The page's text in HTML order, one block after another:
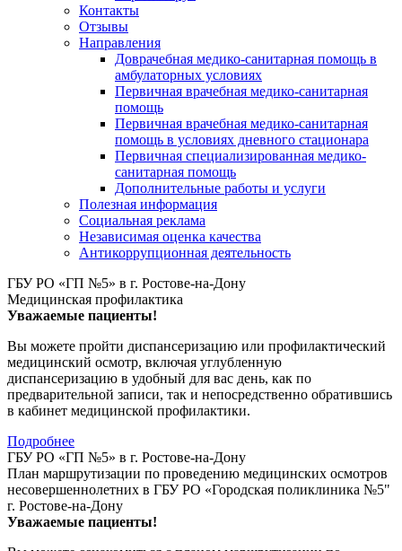
Контакты
Отзывы
Направления
Доврачебная медико-санитарная помощь в
амбулаторных условиях
Первичная врачебная медико-санитарная
помощь
Первичная врачебная медико-санитарная
помощь в условиях дневного стационара
Первичная специализированная медико-
санитарная помощь
Дополнительные работы и услуги
Полезная информация
Социальная реклама
Независимая оценка качества
Антикоррупционная деятельность
ГБУ РО «ГП №5» в г. Ростове-на-Дону
Медицинская профилактика
Уважаемые пациенты!
Вы можете пройти диспансеризацию или профилактический
медицинский осмотр, включая углубленную
диспансеризацию в удобный для вас день, как по
предварительной записи, так и непосредственно обратившись
в кабинет медицинской профилактики.
Подробнее
ГБУ РО «ГП №5» в г. Ростове-на-Дону
План маршрутизации по проведению медицинских осмотров
несовершеннолетних в ГБУ РО «Городская поликлиника №5"
г. Ростове-на-Дону
Уважаемые пациенты!